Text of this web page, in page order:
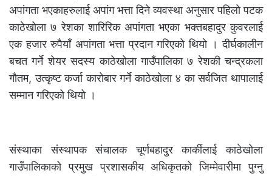
अपांगता भएकाहरुलाई अपांग भत्ता दिने व्यवस्था अनुसार पहिलो पटक
काठेखोला ७ रेशका शारिरिक अपांगता भएका भक्तबहादुर कुवरलाई
एक हजार रुपैयाँ अपांगता भत्ता प्रदान गरिएको थियो । दीर्घकालीन
बचत गर्ने शेयर सदस्य काठेखोला गाउँपालिका ७ रेशकी चन्द्रकला
गौतम, उत्कृष्ट कर्जा कारोबार गर्ने काठेखोला ४ का सर्वजित थापालाई
सम्मान गरिएको थियो ।
संस्थाका संस्थापक संचालक चूर्णबहादुर कार्कीलाई काठेखोला
गाउँपालिकाको प्रमुख प्रशासकीय अधिकृतको जिम्मेवारीमा पुग्नु